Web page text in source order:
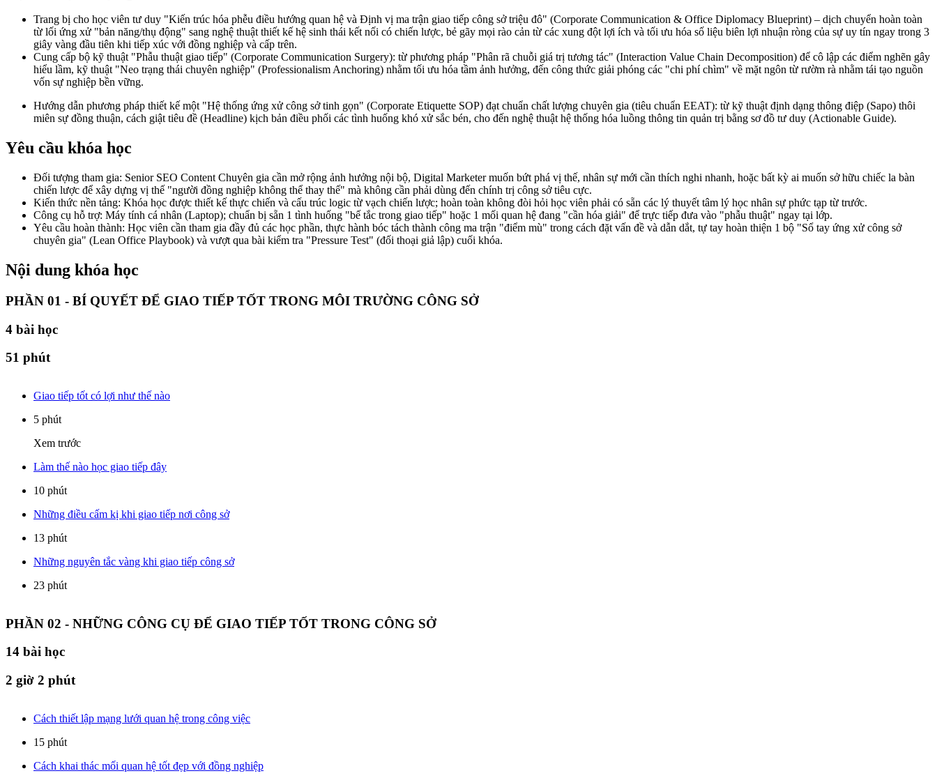
Trang bị cho học viên tư duy "Kiến trúc hóa phễu điều hướng quan hệ và Định vị ma trận giao tiếp công sở triệu đô" (Corporate Communication & Office Diplomacy Blueprint) – dịch chuyển hoàn toàn
từ lối ứng xử "bản năng/thụ động" sang nghệ thuật thiết kế hệ sinh thái kết nối có chiến lược, bẻ gãy mọi rào cản từ các xung đột lợi ích và tối ưu hóa số liệu biên lợi nhuận ròng của sự uy tín ngay trong 3
giây vàng đầu tiên khi tiếp xúc với đồng nghiệp và cấp trên.
Cung cấp bộ kỹ thuật "Phẫu thuật giao tiếp" (Corporate Communication Surgery): từ phương pháp "Phân rã chuỗi giá trị tương tác" (Interaction Value Chain Decomposition) để cô lập các điểm nghẽn gây
hiểu lầm, kỹ thuật "Neo trạng thái chuyên nghiệp" (Professionalism Anchoring) nhằm tối ưu hóa tầm ảnh hưởng, đến công thức giải phóng các "chi phí chìm" về mặt ngôn từ rườm rà nhằm tái tạo nguồn
vốn sự nghiệp bền vững.
Hướng dẫn phương pháp thiết kế một "Hệ thống ứng xử công sở tinh gọn" (Corporate Etiquette SOP) đạt chuẩn chất lượng chuyên gia (tiêu chuẩn EEAT): từ kỹ thuật định dạng thông điệp (Sapo) thôi
miên sự đồng thuận, cách giật tiêu đề (Headline) kịch bản điều phối các tình huống khó xử sắc bén, cho đến nghệ thuật hệ thống hóa luồng thông tin quản trị bằng sơ đồ tư duy (Actionable Guide).
Yêu cầu khóa học
Đối tượng tham gia: Senior SEO Content Chuyên gia cần mở rộng ảnh hưởng nội bộ, Digital Marketer muốn bứt phá vị thế, nhân sự mới cần thích nghi nhanh, hoặc bất kỳ ai muốn sở hữu chiếc la bàn
chiến lược để xây dựng vị thế "người đồng nghiệp không thể thay thế" mà không cần phải dùng đến chính trị công sở tiêu cực.
Kiến thức nền tảng: Khóa học được thiết kế thực chiến và cấu trúc logic từ vạch chiến lược; hoàn toàn không đòi hỏi học viên phải có sẵn các lý thuyết tâm lý học nhân sự phức tạp từ trước.
Công cụ hỗ trợ: Máy tính cá nhân (Laptop); chuẩn bị sẵn 1 tình huống "bế tắc trong giao tiếp" hoặc 1 mối quan hệ đang "cần hóa giải" để trực tiếp đưa vào "phẫu thuật" ngay tại lớp.
Yêu cầu hoàn thành: Học viên cần tham gia đầy đủ các học phần, thực hành bóc tách thành công ma trận "điểm mù" trong cách đặt vấn đề và dẫn dắt, tự tay hoàn thiện 1 bộ "Sổ tay ứng xử công sở
chuyên gia" (Lean Office Playbook) và vượt qua bài kiểm tra "Pressure Test" (đối thoại giả lập) cuối khóa.
Nội dung khóa học
PHẦN 01 - BÍ QUYẾT ĐỂ GIAO TIẾP TỐT TRONG MÔI TRƯỜNG CÔNG SỞ
4 bài học
51 phút
Giao tiếp tốt có lợi như thế nào
5 phút
Xem trước
Làm thế nào học giao tiếp đây
10 phút
Những điều cấm kị khi giao tiếp nơi công sở
13 phút
Những nguyên tắc vàng khi giao tiếp công sở
23 phút
PHẦN 02 - NHỮNG CÔNG CỤ ĐỂ GIAO TIẾP TỐT TRONG CÔNG SỞ
14 bài học
2 giờ 2 phút
Cách thiết lập mạng lưới quan hệ trong công việc
15 phút
Cách khai thác mối quan hệ tốt đẹp với đồng nghiệp